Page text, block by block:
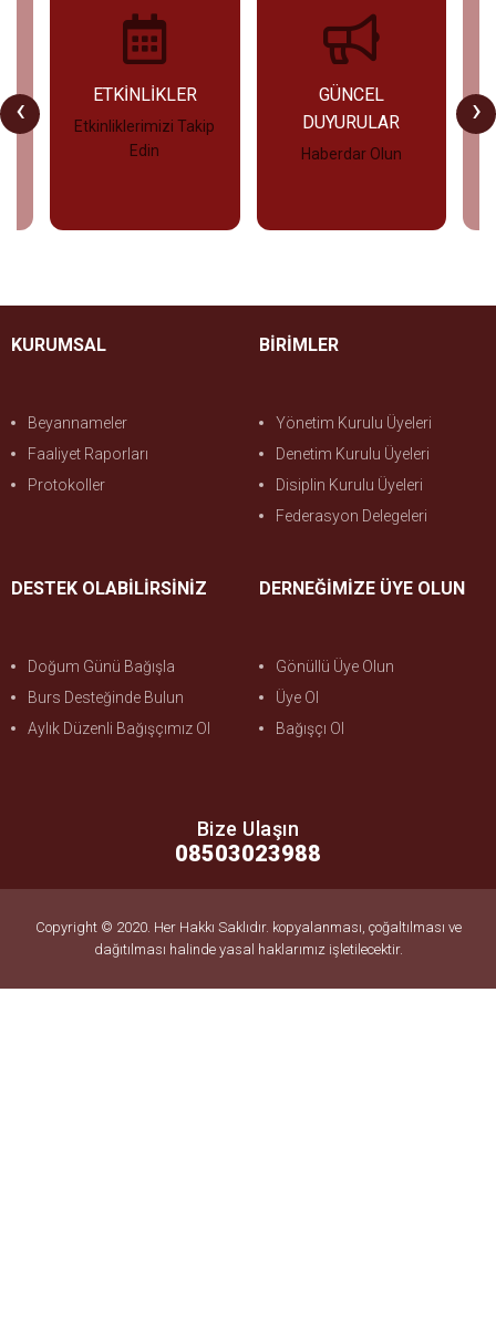
‹ ›
ETKİNLİKLER
Etkinliklerimizi Takip
Edin
GÜNCEL
DUYURULAR
Haberdar Olun
KURUMSAL
Beyannameler
Faaliyet Raporları
Protokoller
BİRİMLER
Yönetim Kurulu Üyeleri
Denetim Kurulu Üyeleri
Disiplin Kurulu Üyeleri
Federasyon Delegeleri
DESTEK OLABİLİRSİNİZ
Doğum Günü Bağışla
Burs Desteğinde Bulun
Aylık Düzenli Bağışçımız Ol
DERNEĞİMİZE ÜYE OLUN
Gönüllü Üye Olun
Üye Ol
Bağışçı Ol
Bize Ulaşın
08503023988
Copyright © 2020. Her Hakkı Saklıdır. kopyalanması, çoğaltılması ve
dağıtılması halinde yasal haklarımız işletilecektir.